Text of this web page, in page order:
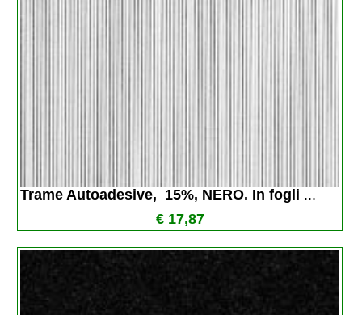
Trame Autoadesive,  15%, NERO. In fogli ...
€ 17,87